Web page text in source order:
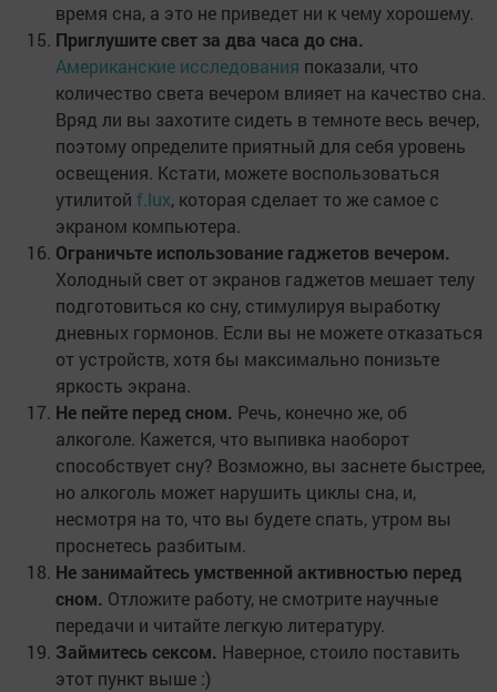
время сна, а это не приведет ни к чему хорошему.
Приглушите свет за два часа до сна.
Американские исследования показали, что
количество света вечером влияет на качество сна.
Вряд ли вы захотите сидеть в темноте весь вечер,
поэтому определите приятный для себя уровень
освещения. Кстати, можете воспользоваться
утилитой f.lux, которая сделает то же самое с
экраном компьютера.
Ограничьте использование гаджетов вечером.
Холодный свет от экранов гаджетов мешает телу
подготовиться ко сну, стимулируя выработку
дневных гормонов. Если вы не можете отказаться
от устройств, хотя бы максимально понизьте
яркость экрана.
Не пейте перед сном. Речь, конечно же, об
алкоголе. Кажется, что выпивка наоборот
способствует сну? Возможно, вы заснете быстрее,
но алкоголь может нарушить циклы сна, и,
несмотря на то, что вы будете спать, утром вы
проснетесь разбитым.
Не занимайтесь умственной активностью перед
сном. Отложите работу, не смотрите научные
передачи и читайте легкую литературу.
Займитесь сексом. Наверное, стоило поставить
этот пункт выше :)